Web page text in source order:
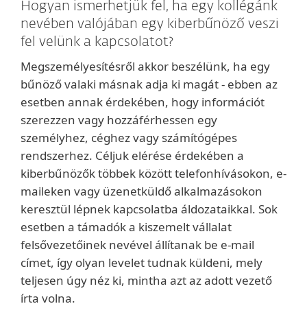
Hogyan ismerhetjük fel, ha egy kollégánk
nevében valójában egy kiberbűnöző veszi
fel velünk a kapcsolatot?
Megszemélyesítésről akkor beszélünk, ha egy
bűnöző valaki másnak adja ki magát - ebben az
esetben annak érdekében, hogy információt
szerezzen vagy hozzáférhessen egy
személyhez, céghez vagy számítógépes
rendszerhez. Céljuk elérése érdekében a
kiberbűnözők többek között telefonhívásokon, e-
maileken vagy üzenetküldő alkalmazásokon
keresztül lépnek kapcsolatba áldozataikkal. Sok
esetben a támadók a kiszemelt vállalat
felsővezetőinek nevével állítanak be e-mail
címet, így olyan levelet tudnak küldeni, mely
teljesen úgy néz ki, mintha azt az adott vezető
írta volna.